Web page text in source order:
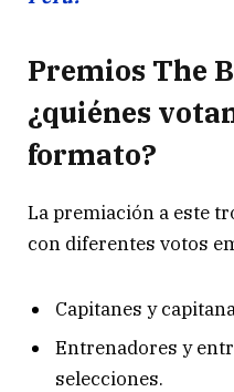
Premios The
¿quiénes
formato?
La premiación a este
con diferentes votos
Capitanes y
Entrenadores y
selecciones.